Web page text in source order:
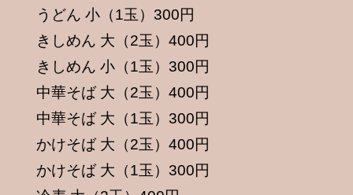
うどん 小（1玉）300円
きしめん 大（2玉）400円
きしめん 小（1玉）300円
中華そば 大（2玉）400円
中華そば 大（1玉）300円
かけそば 大（2玉）400円
かけそば 大（1玉）300円